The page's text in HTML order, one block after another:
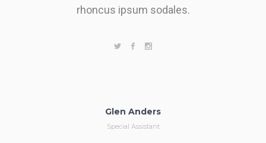
rhoncus ipsum sodales.
Glen Anders
Special Assistant